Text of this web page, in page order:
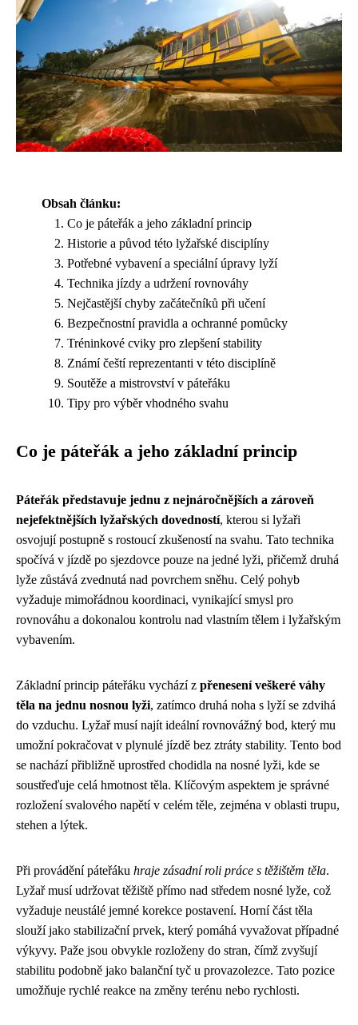
Obsah článku:
Co je páteřák a jeho základní princip
Historie a původ této lyžařské disciplíny
Potřebné vybavení a speciální úpravy lyží
Technika jízdy a udržení rovnováhy
Nejčastější chyby začátečníků při učení
Bezpečnostní pravidla a ochranné pomůcky
Tréninkové cviky pro zlepšení stability
Známí čeští reprezentanti v této disciplíně
Soutěže a mistrovství v páteřáku
Tipy pro výběr vhodného svahu
Co je páteřák a jeho základní princip
Páteřák představuje jednu z nejnáročnějších a zároveň
nejefektnějších lyžařských dovedností, kterou si lyžaři
osvojují postupně s rostoucí zkušeností na svahu. Tato technika
spočívá v jízdě po sjezdovce pouze na jedné lyži, přičemž druhá
lyže zůstává zvednutá nad povrchem sněhu. Celý pohyb
vyžaduje mimořádnou koordinaci, vynikající smysl pro
rovnováhu a dokonalou kontrolu nad vlastním tělem i lyžařským
vybavením.
Základní princip páteřáku vychází z přenesení veškeré váhy
těla na jednu nosnou lyži, zatímco druhá noha s lyží se zdvihá
do vzduchu. Lyžař musí najít ideální rovnovážný bod, který mu
umožní pokračovat v plynulé jízdě bez ztráty stability. Tento bod
se nachází přibližně uprostřed chodidla na nosné lyži, kde se
soustřeďuje celá hmotnost těla. Klíčovým aspektem je správné
rozložení svalového napětí v celém těle, zejména v oblasti trupu,
stehen a lýtek.
Při provádění páteřáku hraje zásadní roli práce s těžištěm těla.
Lyžař musí udržovat těžiště přímo nad středem nosné lyže, což
vyžaduje neustálé jemné korekce postavení. Horní část těla
slouží jako stabilizační prvek, který pomáhá vyvažovat případné
výkyvy. Paže jsou obvykle rozloženy do stran, čímž zvyšují
stabilitu podobně jako balanční tyč u provazolezce. Tato pozice
umožňuje rychlé reakce na změny terénu nebo rychlosti.